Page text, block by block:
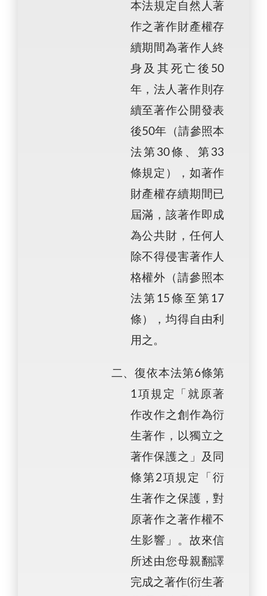
本法規定自然人著
作之著作財產權存
續期間為著作人終
身及其死亡後50
年，法人著作則存
續至著作公開發表
後50年（請參照本
法第30條、第33
條規定），如著作
財產權存續期間已
屆滿，該著作即成
為公共財，任何人
除不得侵害著作人
格權外（請參照本
法第15條至第17
條），均得自由利
用之。
二、復依本法第6條第
1項規定「就原著
作改作之創作為衍
生著作，以獨立之
著作保護之」及同
條第2項規定「衍
生著作之保護，對
原著作之著作權不
生影響」。故來信
所述由您母親翻譯
完成之著作(衍生著